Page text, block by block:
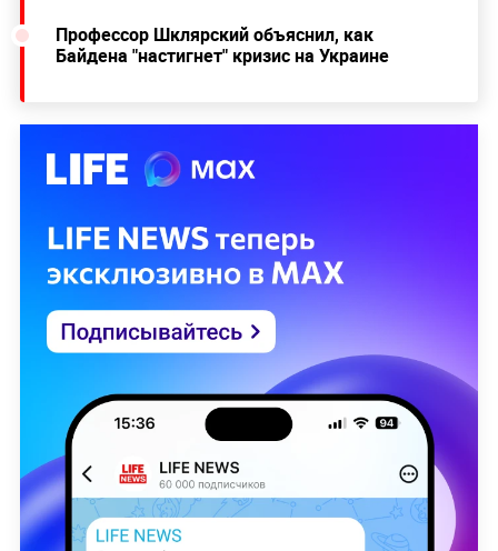
Профессор Шклярский объяснил, как
Байдена "настигнет" кризис на Украине